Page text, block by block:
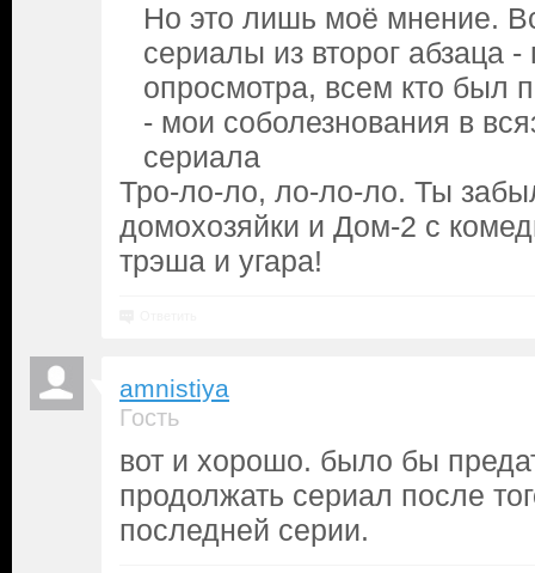
Но это лишь моё мнение.
сериалы из второг абзаца -
опросмотра, всем кто был
- мои соболезнования в
сериала
Тро-ло-ло, ло-ло-ло. Ты
домохозяйки и Дом-2 с
трэша и угара!
amnistiya
Гость
вот и хорошо. было бы
продолжать сериал после
последней серии.